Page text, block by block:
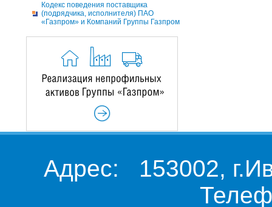
Кодекс поведения поставщика
(подрядчика, исполнителя) ПАО
«Газпром» и Компаний Группы Газпром
Адрес: 153002,